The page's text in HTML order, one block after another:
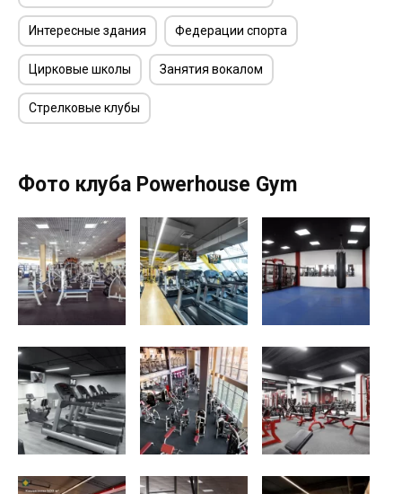
Интересные здания Федерации спорта
Цирковые школы Занятия вокалом
Стрелковые клубы
Фото клуба Powerhouse Gym